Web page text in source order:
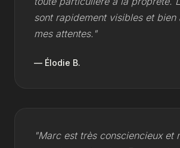
sont rapidement visibles et bien
mes attentes."
— Élodie B.
"Marc est très consciencieux et